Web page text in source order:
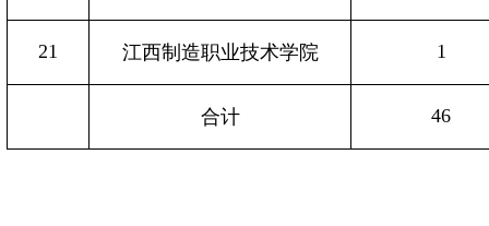
21 江西制造职业技术学院 1
合计 46